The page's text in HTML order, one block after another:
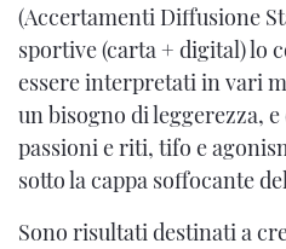
(Accertamenti Diffusione
sportive (carta + digital) lo
essere interpretati in vari
un bisogno di leggerezza,
passioni e riti, tifo e
sotto la cappa soffocante
Sono risultati destinati a